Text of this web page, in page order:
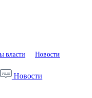
власти
Новости
Новости